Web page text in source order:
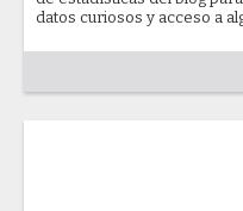
datos curiosos y acceso a